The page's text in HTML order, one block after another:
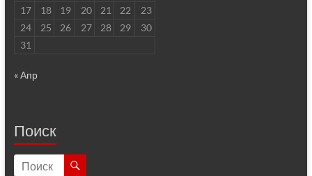
17
18 19 20 21 22
23
24
25 26 27 28 29
30
31
« Апр
Поиск